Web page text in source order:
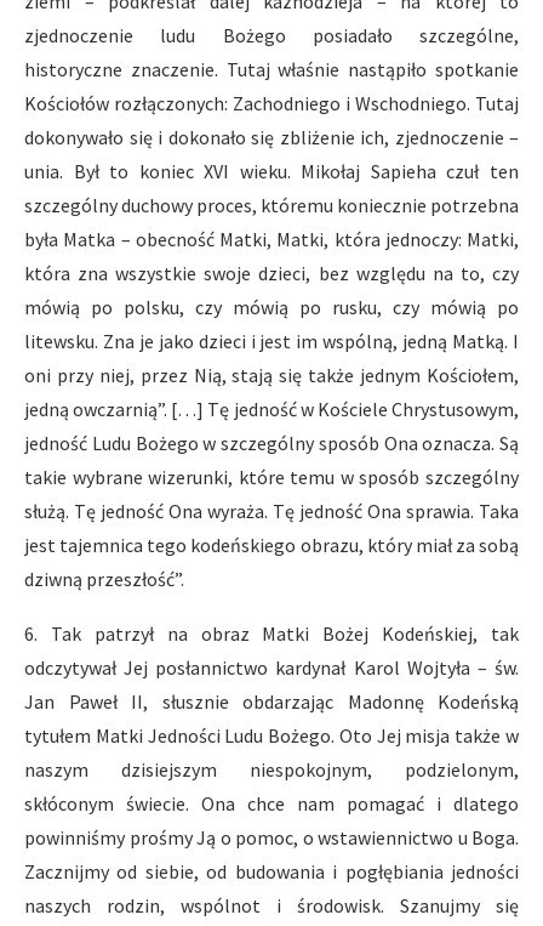
zjednoczenie ludu Bożego posiadało szczególne,
historyczne znaczenie. Tutaj właśnie nastąpiło spotkanie
Kościołów rozłączonych: Zachodniego i Wschodniego. Tutaj
dokonywało się i dokonało się zbliżenie ich, zjednoczenie –
unia. Był to koniec XVI wieku. Mikołaj Sapieha czuł ten
szczególny duchowy proces, któremu koniecznie potrzebna
była Matka – obecność Matki, Matki, która jednoczy: Matki,
która zna wszystkie swoje dzieci, bez względu na to, czy
mówią po polsku, czy mówią po rusku, czy mówią po
litewsku. Zna je jako dzieci i jest im wspólną, jedną Matką. I
oni przy niej, przez Nią, stają się także jednym Kościołem,
jedną owczarnią”. […] Tę jedność w Kościele Chrystusowym,
jedność Ludu Bożego w szczególny sposób Ona oznacza. Są
takie wybrane wizerunki, które temu w sposób szczególny
służą. Tę jedność Ona wyraża. Tę jedność Ona sprawia. Taka
jest tajemnica tego kodeńskiego obrazu, który miał za sobą
dziwną przeszłość”.
6. Tak patrzył na obraz Matki Bożej Kodeńskiej, tak
odczytywał Jej posłannictwo kardynał Karol Wojtyła – św.
Jan Paweł II, słusznie obdarzając Madonnę Kodeńską
tytułem Matki Jedności Ludu Bożego. Oto Jej misja także w
naszym dzisiejszym niespokojnym, podzielonym,
skłóconym świecie. Ona chce nam pomagać i dlatego
powinniśmy prośmy Ją o pomoc, o wstawiennictwo u Boga.
Zacznijmy od siebie, od budowania i pogłębiania jedności
naszych rodzin, wspólnot i środowisk. Szanujmy się